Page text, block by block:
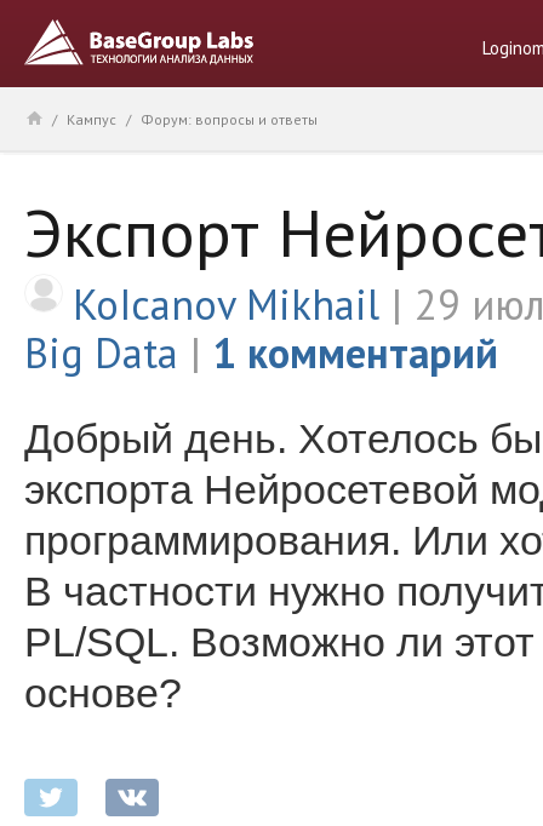
/ Кампус / Форум: вопросы и ответы
Экспорт
KoIcanov Mikhail
29
Big Data
1 комментарий
Добрый день. Хотелось
экспорта Нейросетевой
программирования. Или
В частности нужно
PL/SQL. Возможно ли
основе?